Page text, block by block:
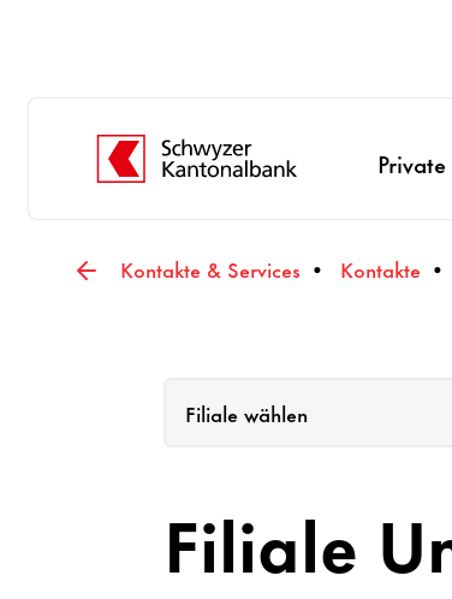
Private
Kontakte & Services Kontakte
Filiale wählen
Filiale